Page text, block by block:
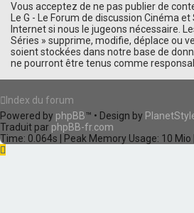
Vous acceptez de ne pas publier de
Le G - Le Forum de discussion Cinéma
Internet si nous le jugeons nécessaire.
Séries » supprime, modifie, déplace ou
soient stockées dans notre base de
ne pourront être tenus comme
Index du forum
Powered by phpBB™ • Design by
Traduit par phpBB-fr.com
Time: 0.064s | Peak Memory Usage: 10 Mio |